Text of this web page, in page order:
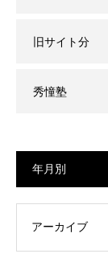
旧サイト分
秀憧塾
年月別